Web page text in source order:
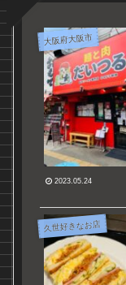
大阪府大阪市
2023.05.24
久世好きなお店